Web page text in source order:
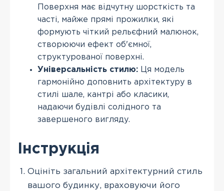
Поверхня має відчутну шорсткість та
часті, майже прямі прожилки, які
формують чіткий рельєфний малюнок,
створюючи ефект об'ємної,
структурованої поверхні.
Універсальність стилю: Ця модель
гармонійно доповнить архітектуру в
стилі шале, кантрі або класики,
надаючи будівлі солідного та
завершеного вигляду.
Інструкція
Оцініть загальний архітектурний стиль
вашого будинку, враховуючи його